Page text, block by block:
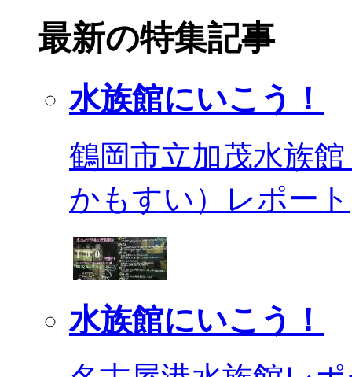
最新の特集記事
水族館にいこう！
鶴岡市立加茂水族
かもすい）レポート
水族館にいこう！